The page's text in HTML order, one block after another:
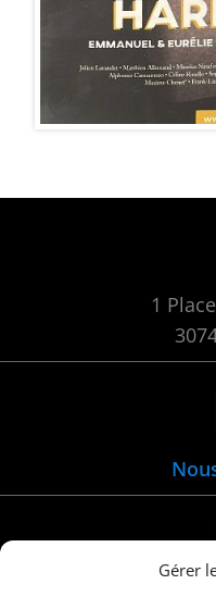
Gérer
1